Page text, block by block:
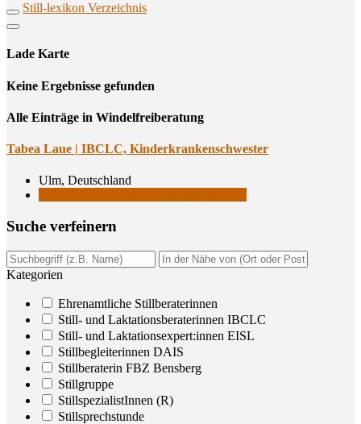
Still-lexikon Verzeichnis
Lade Karte
Кeine Ergebnisse gefunden
Alle Einträge in Windelfreiberatung
Tabea Laue | IBCLC, Kinderkrankenschwester
Ulm, Deutschland
Suche ver­fei­nern
Kategorien
Ehrenamtliche Stillberaterinnen
Still- und Laktationsberaterinnen IBCLC
Still- und Laktationsexpert:innen EISL
Stillbegleiterinnen DAIS
Stillberaterin FBZ Bensberg
Stillgruppe
StillspezialistInnen (R)
Stillsprechstunde